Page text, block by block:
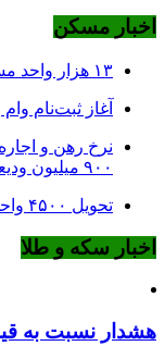
اخبار مسکن
۱۳ هزار واحد مسکن حمایتی در تهران در حال ساخت
آغاز ثبت‌نام وام
۹۰۰ میلیون ودیعه
تحویل ۴۵۰۰ واحد مسکن ملی در پرند تا ۳ روز دیگر
اخبار سکه و طلا
هشدار نسبت به